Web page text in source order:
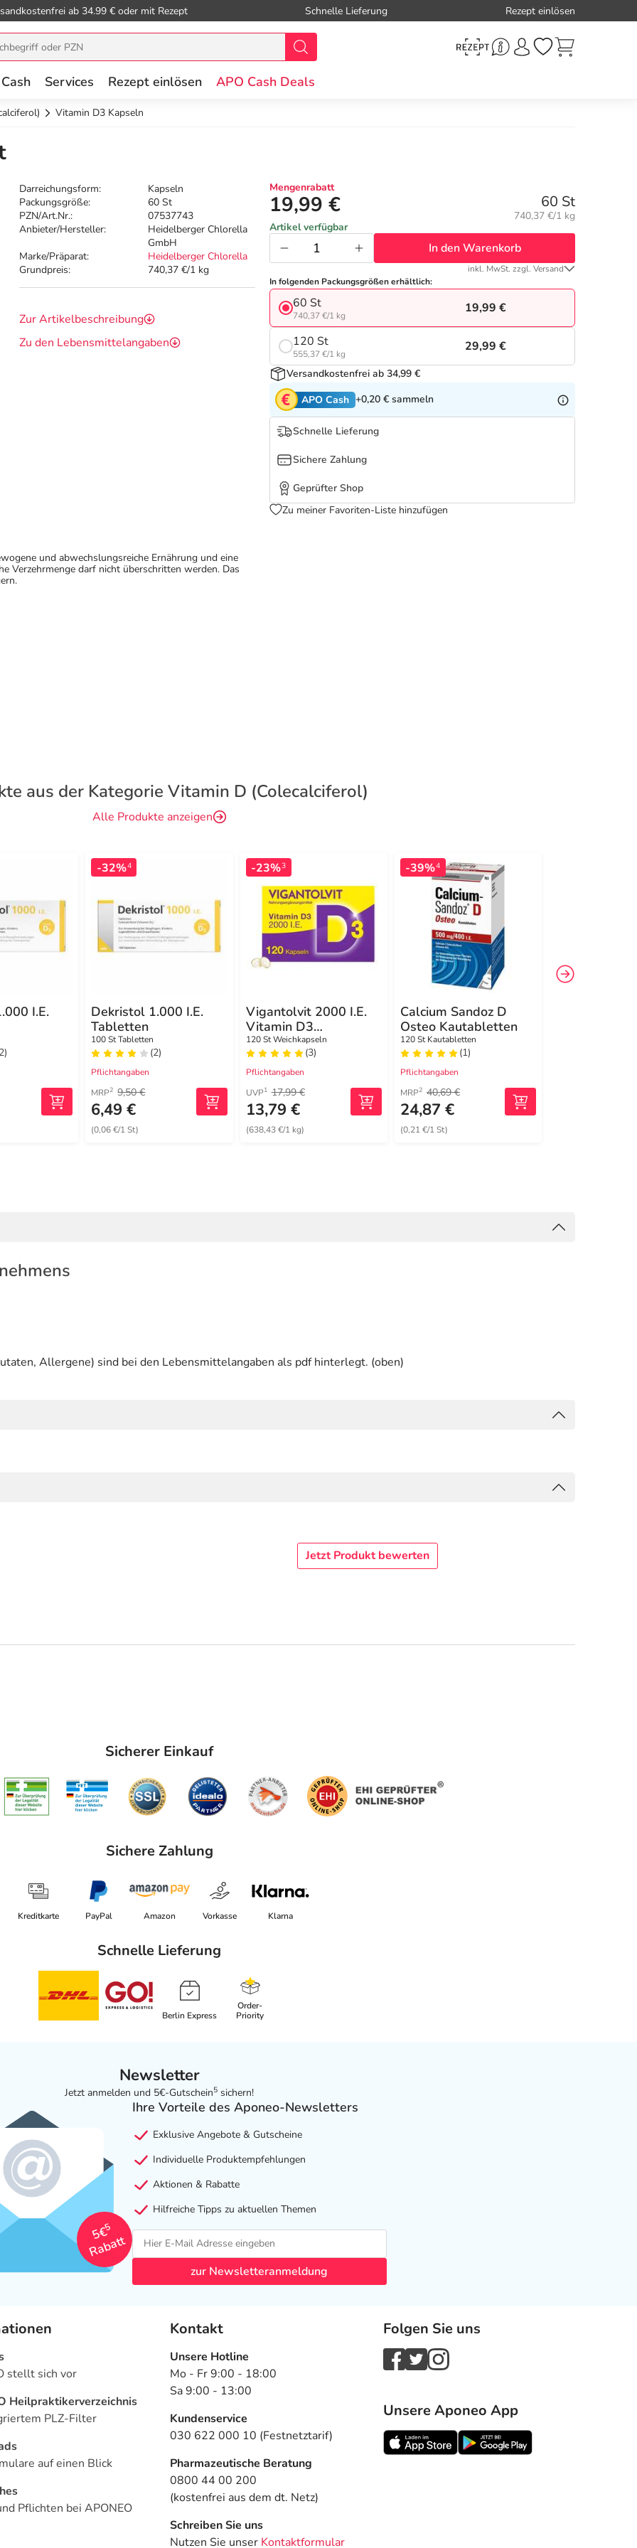
ab 34.99 € oder mit Rezept Schnelle Lieferung Rezept einlösen
Services Rezept einlösen APO Cash Deals
Vitamin D3 Kapseln
Darreichungsform:
Kapseln
Packungsgröße:
60 St
PZN/Art.Nr.:
07537743
Anbieter/Hersteller:
Heidelberger Chlorella
GmbH
Marke/Präparat:
Heidelberger Chlorella
Grundpreis:
740,37 €/1 kg
Zur Artikelbeschreibung
Zu den Lebensmittelangaben
Mengenrabatt
19,99 € 60 St
Grundpreis:
740,37 €/1 kg
Artikel verfügbar
In den Warenkorb
inkl. MwSt. zzgl. Versand
In folgenden Packungsgrößen erhältlich:
60 St
740,37 €/1 kg
19,99 €
120 St
555,37 €/1 kg
29,99 €
Versandkostenfrei ab 34,99 €
APO Cash +0,20 € sammeln
Schnelle Lieferung
Sichere Zahlung
Geprüfter Shop
Zu meiner Favoriten-Liste hinzufügen
und abwechslungsreiche Ernährung und eine
Verzehrmenge darf nicht überschritten werden. Das
aus der Kategorie Vitamin D (Colecalciferol)
Alle Produkte anzeigen
I.E.
-32%4
Dekristol 1.000 I.E.
Tabletten
100 St Tabletten
(2)
Pflichtangaben
MRP2 9,50 €
6,49 €
(0,06 €/1 St)
-23%3
Vigantolvit 2000 I.E.
Vitamin D3
Weichkapseln
120 St Weichkapseln
(3)
Pflichtangaben
UVP1 17,99 €
13,79 €
(638,43 €/1 kg)
-39%4
Calcium Sandoz D
Osteo Kautabletten
120 St Kautabletten
(1)
Pflichtangaben
MRP2 40,69 €
24,87 €
(0,21 €/1 St)
Allergene) sind bei den Lebensmittelangaben als pdf hinterlegt. (oben)
Jetzt Produkt bewerten
Sicherer Einkauf
Sichere Zahlung
Kreditkarte PayPal Amazon Vorkasse Klarna
Schnelle Lieferung
Berlin Express
Order-
Priority
Newsletter
Jetzt anmelden und 5€-Gutschein5 sichern!
5€
5
Rabatt
Ihre Vorteile des Aponeo-Newsletters
Exklusive Angebote & Gutscheine
Individuelle Produktempfehlungen
Aktionen & Rabatte
Hilfreiche Tipps zu aktuellen Themen
zur Newsletteranmeldung
stellt sich vor
Heilpraktikerverzeichnis
PLZ-Filter
auf einen Blick
Pflichten bei APONEO
Kontakt
Unsere Hotline
Mo - Fr 9:00 - 18:00
Sa 9:00 - 13:00
Kundenservice
030 622 000 10 (Festnetztarif)
Pharmazeutische Beratung
0800 44 00 200
(kostenfrei aus dem dt. Netz)
Schreiben Sie uns
Nutzen Sie unser Kontaktformular
Folgen Sie uns
Unsere Aponeo App